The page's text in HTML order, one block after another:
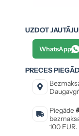
UZDOT
WhatsApp
PRECES
Piegāde
100 EUR.